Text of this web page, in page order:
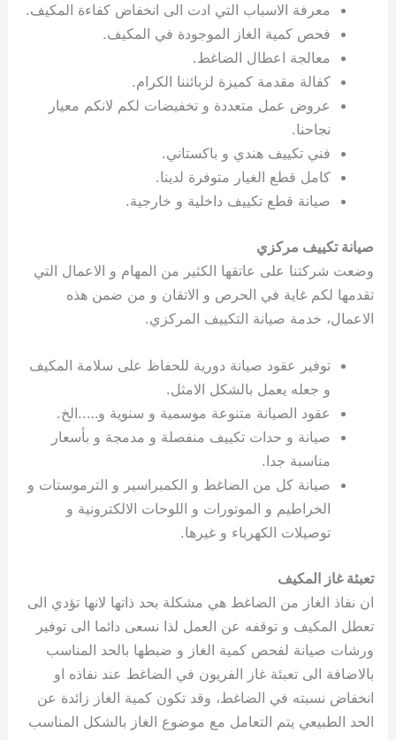
معرفة الاسباب التي ادت الى انخفاض كفاءة المكيف.
فحص كمية الغاز الموجودة في المكيف.
معالجة اعطال الضاغط.
كفالة مقدمة كميزة لزبائننا الكرام.
عروض عمل متعددة و تخفيضات لكم لانكم معيار
نجاحنا.
فني تكييف هندي و باكستاني.
كامل قطع الغيار متوفرة لدينا.
صيانة قطع تكييف داخلية و خارجية.
صيانة تكييف مركزي
وضعت شركتنا على عاتقها الكثير من المهام و الاعمال التي
تقدمها لكم غاية في الحرص و الاتقان و من ضمن هذه
الاعمال، خدمة صيانة التكييف المركزي.
توفير عقود صيانة دورية للحفاظ على سلامة المكيف
و جعله يعمل بالشكل الامثل.
عقود الصيانة متنوعة موسمية و سنوية و…..الخ.
صيانة و حدات تكييف منفصلة و مدمجة و بأسعار
مناسبة جدا.
صيانة كل من الضاغط و الكمبراسير و الترموستات و
الخراطيم و الموتورات و اللوحات الالكترونية و
توصيلات الكهرباء و غيرها.
تعبئة غاز المكيف
ان نفاذ الغاز من الضاغط هي مشكلة بحد ذاتها لانها تؤدي الى
تعطل المكيف و توقفه عن العمل لذا نسعى دائما الى توفير
ورشات صيانة لفحص كمية الغاز و ضبطها بالحد المناسب
بالاضافة الى تعبئة غاز الفريون في الضاغط عند نفاذه او
انخفاض نسبته في الضاغط، وقد تكون كمية الغاز زائدة عن
الحد الطبيعي يتم التعامل مع موضوع الغاز بالشكل المناسب